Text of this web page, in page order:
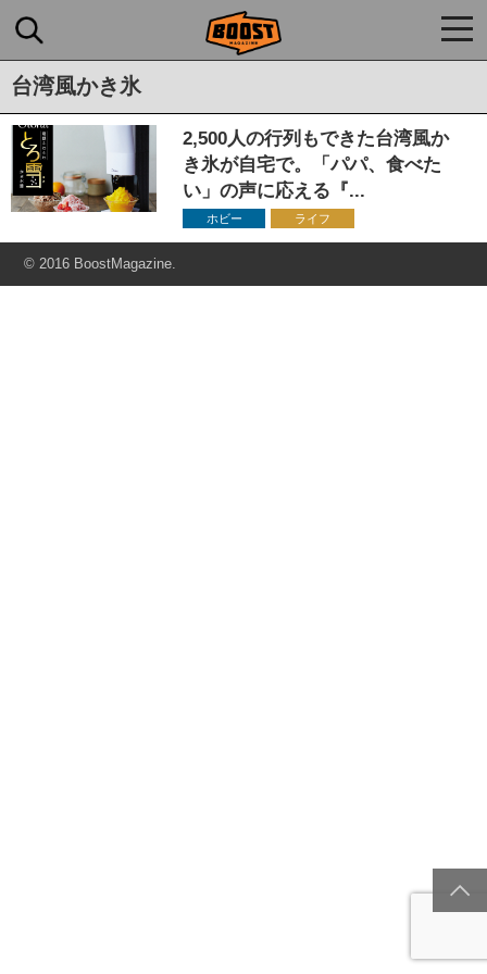
台湾風かき氷
2,500人の行列もできた台湾風か
き氷が自宅で。「パパ、食べた
い」の声に応える『...
ホビー ライフ
© 2016 BoostMagazine.